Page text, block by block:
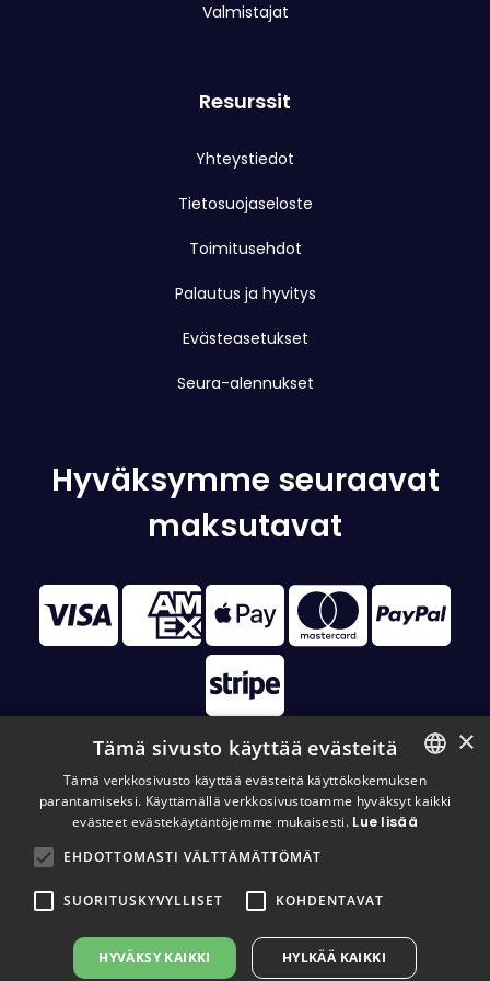
Valmistajat
Resurssit
Yhteystiedot
Tietosuojaseloste
Toimitusehdot
Palautus ja hyvitys
Evästeasetukset
Seura-alennukset
Hyväksymme seuraavat
maksutavat
© 2026 Disc Golf Monster All Rights Reserved
FINNISH
×
Tämä sivusto käyttää evästeitä
Tämä verkkosivusto käyttää evästeitä käyttökokemuksen
parantamiseksi. Käyttämällä verkkosivustoamme hyväksyt kaikki
evästeet evästekäytäntöjemme mukaisesti. Lue lisää
EHDOTTOMASTI VÄLTTÄMÄTTÖMÄT
SUORITUSKYVYLLISET KOHDENTAVAT
HYVÄKSY KAIKKI HYLKÄÄ KAIKKI